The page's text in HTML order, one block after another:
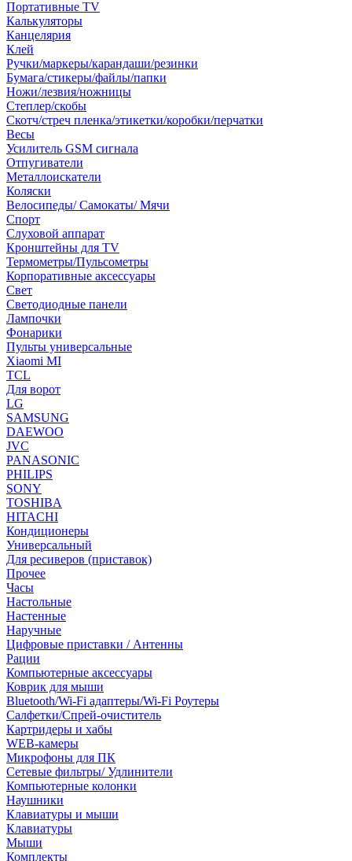
Портативные TV
Калькуляторы
Канцелярия
Клей
Ручки/маркеры/карандаши/резинки
Бумага/стикеры/файлы/папки
Ножи/лезвия/ножницы
Степлер/скобы
Скотч/стреч пленка/этикетки/коробки/перчатки
Весы
Усилитель GSM сигнала
Отпугиватели
Металлоискатели
Коляски
Велосипеды/ Самокаты/ Мячи
Спорт
Слуховой аппарат
Кронштейны для TV
Термометры/Пульсометры
Корпоративные аксессуары
Свет
Светодиодные панели
Лампочки
Фонарики
Пульты универсальные
Xiaomi MI
TCL
Для ворот
LG
SAMSUNG
DAEWOO
JVC
PANASONIC
PHILIPS
SONY
TOSHIBA
HITACHI
Кондиционеры
Универсальный
Для ресиверов (приставок)
Прочее
Часы
Настольные
Настенные
Наручные
Цифровые приставки / Антенны
Рации
Компьютерные аксессуары
Коврик для мыши
Bluetooth/Wi-Fi адаптеры/Wi-Fi Роутеры
Салфетки/Спрей-очиститель
Картридеры и хабы
WEB-камеры
Микрофоны для ПК
Сетевые фильтры/ Удлинители
Компьютерные колонки
Наушники
Клавиатуры и мыши
Клавиатуры
Мыши
Комплекты